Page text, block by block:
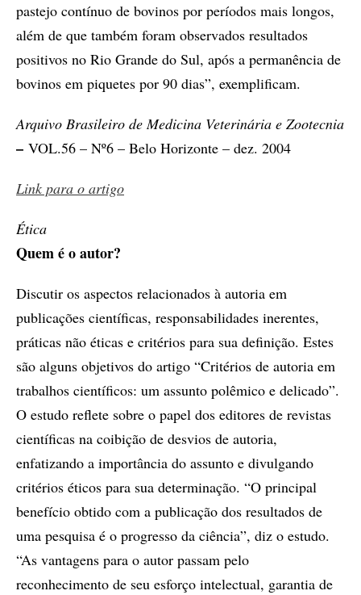
pastejo contínuo de bovinos por períodos mais longos,
além de que também foram observados resultados
positivos no Rio Grande do Sul, após a permanência de
bovinos em piquetes por 90 dias”, exemplificam.
Arquivo Brasileiro de Medicina Veterinária e Zootecnia
– VOL.56 – Nº6 – Belo Horizonte – dez. 2004
Link para o artigo
Ética
Quem é o autor?
Discutir os aspectos relacionados à autoria em
publicações científicas, responsabilidades inerentes,
práticas não éticas e critérios para sua definição. Estes
são alguns objetivos do artigo “Critérios de autoria em
trabalhos científicos: um assunto polêmico e delicado”.
O estudo reflete sobre o papel dos editores de revistas
científicas na coibição de desvios de autoria,
enfatizando a importância do assunto e divulgando
critérios éticos para sua determinação. “O principal
benefício obtido com a publicação dos resultados de
uma pesquisa é o progresso da ciência”, diz o estudo.
“As vantagens para o autor passam pelo
reconhecimento de seu esforço intelectual, garantia de